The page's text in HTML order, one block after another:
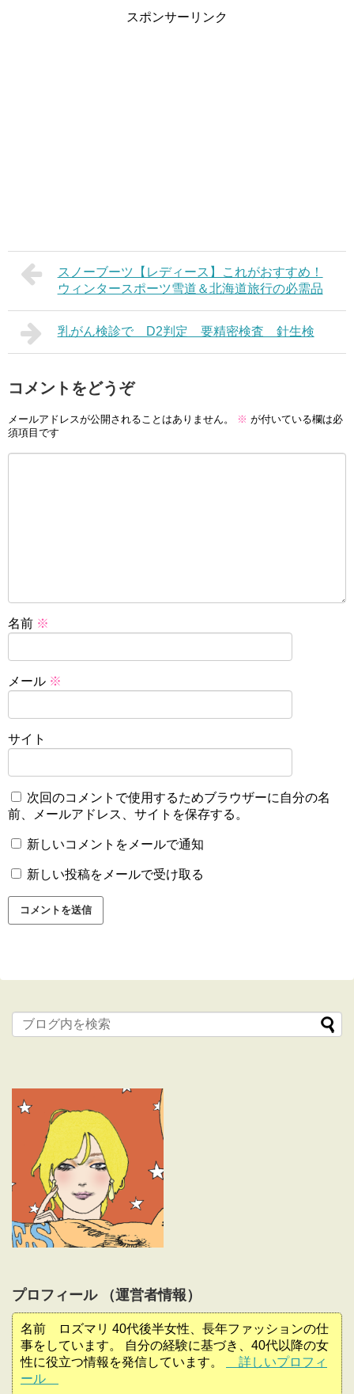
スポンサーリンク
スノーブーツ【レディース】これがおすすめ！
ウィンタースポーツ雪道＆北海道旅行の必需品
乳がん検診で D2判定 要精密検査 針生検
コメントをどうぞ
メールアドレスが公開されることはありません。 ※ が付いている欄は必
須項目です
名前 ※
メール ※
サイト
次回のコメントで使用するためブラウザーに自分の名
前、メールアドレス、サイトを保存する。
新しいコメントをメールで通知
新しい投稿をメールで受け取る
プロフィール （運営者情報）
名前 ロズマリ 40代後半女性、長年ファッションの仕
事をしています。 自分の経験に基づき、40代以降の女
性に役立つ情報を発信しています。
詳しいプロフィ
ール